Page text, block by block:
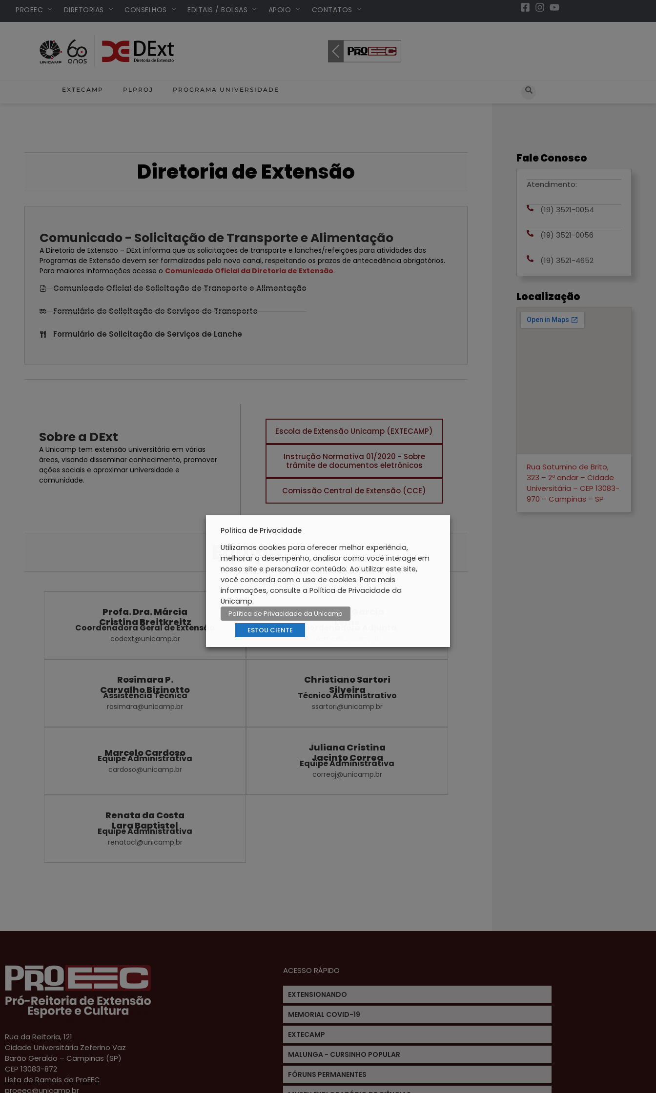
PROEEC DIRETORIAS CONSELHOS EDITAIS / BOLSAS APOIO CONTATOS
EXTECAMP PLPROJ PROGRAMA UNIVERSIDADE
Diretoria de Extensão
Comunicado - Solicitação de Transporte e Alimentação
A Diretoria de Extensão – DExt informa que as solicitações de transporte e lanches/refeições para atividades dos
Programas de Extensão devem ser formalizadas pelo novo canal, respeitando os prazos de antecedência obrigatórios.
Para maiores informações acesse o Comunicado Oficial da Diretoria de Extensão.
Comunicado Oficial de Solicitação de Transporte e Alimentação
Formulário de Solicitação de Serviços de Transporte
Formulário de Solicitação de Serviços de Lanche
Sobre a DExt
A Unicamp tem extensão universitária em várias
áreas, visando disseminar conhecimento, promover
ações sociais e aproximar universidade e
comunidade.
Escola de Extensão Unicamp (EXTECAMP)
Instrução Normativa 01/2020 - Sobre
trâmite de documentos eletrônicos
Comissão Central de Extensão (CCE)
Equipe
Profa. Dra. Márcia
Cristina Breitkreitz
Coordenadora Geral de Extensão
codext@unicamp.br
Adriana Garcia
Leme
Rosimara P.
Carvalho Bizinotto
Assistência Técnica
rosimara@unicamp.br
Christiano Sartori
Silveira
Técnico Administrativo
ssartori@unicamp.br
Marcelo Cardoso
Equipe Administrativa
cardoso@unicamp.br
Juliana Cristina
Jacinto Correa
Equipe Administrativa
correaj@unicamp.br
Renata da Costa
Lara Baptistel
Equipe Administrativa
renatacl@unicamp.br
Fale Conosco
Atendimento:
(19) 3521-0054
(19) 3521-0056
(19) 3521-4652
Localização
Rua Saturnino de Brito,
323 – 2º andar – Cidade
Universitária – CEP 13083-
970 – Campinas – SP
Rua da Reitoria, 121
Cidade Universitária Zeferino Vaz
Barão Geraldo – Campinas (SP)
CEP 13083-872
Lista de Ramais da ProEEC
proeec@unicamp.br
ACESSO RÁPIDO
EXTENSIONANDO
MEMORIAL COVID-19
EXTECAMP
MALUNGA - CURSINHO POPULAR
FÓRUNS PERMANENTES
Politica de Privacidade
Utilizamos cookies para oferecer melhor experiência,
melhorar o desempenho, analisar como você interage em
nosso site e personalizar conteúdo. Ao utilizar este site,
você concorda com o uso de cookies. Para mais
informações, consulte a Política de Privacidade da
Unicamp.
Política de Privacidade da Unicamp
ESTOU CIENTE